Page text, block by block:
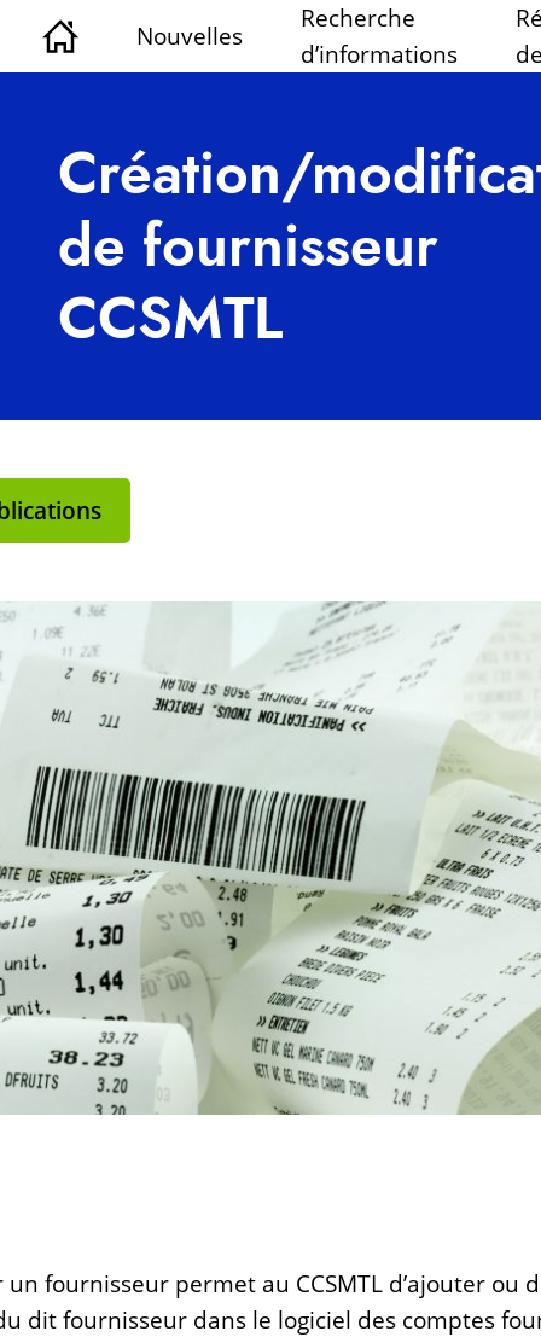
Nouvelles
Recherche
d’informations
Création/
de fournisseur
CCSMTL
fournisseur permet au CCSMTL d’ajouter ou
dit fournisseur dans le logiciel des comptes